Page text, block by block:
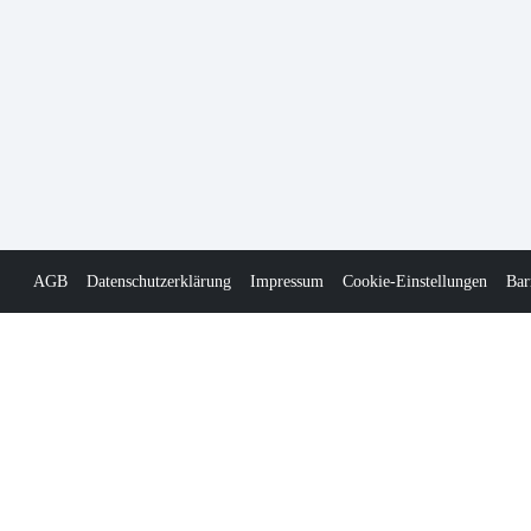
AGB Datenschutzerklärung Impressum Cookie-Einstellungen